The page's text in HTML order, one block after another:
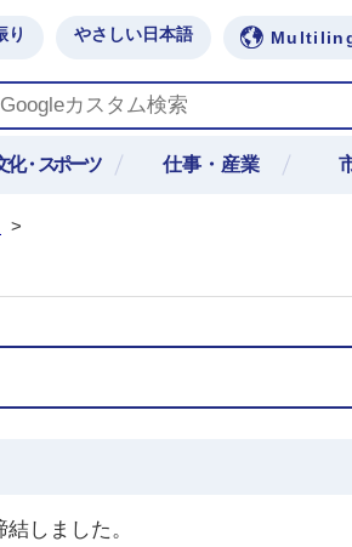
り やさしい日本語
化・スポーツ 仕事・産業
>
しました。